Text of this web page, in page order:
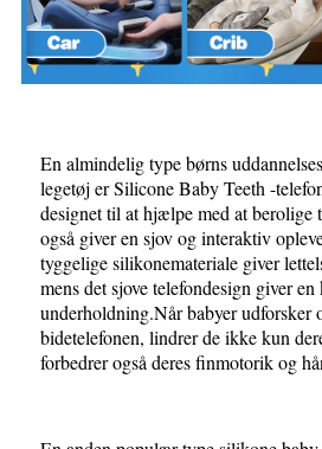
En almindelig type børns
legetøj er Silicone Baby Teeth -
designet til at hjælpe med at berolige
også giver en sjov og interaktiv
tyggelige silikonemateriale giver
mens det sjove telefondesign giver
underholdning.Når babyer udforsker
bidetelefonen, lindrer de ikke kun
forbedrer også deres finmotorik og